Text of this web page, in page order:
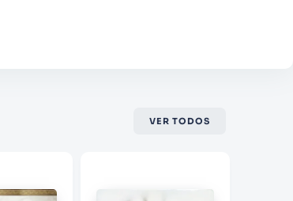
VER TODOS